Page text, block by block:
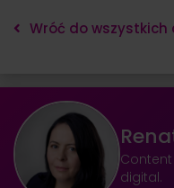
Wróć do wszystkich
digital.